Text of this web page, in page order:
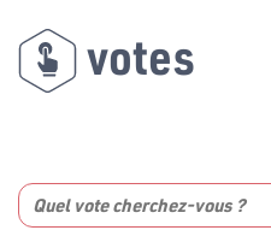
votes